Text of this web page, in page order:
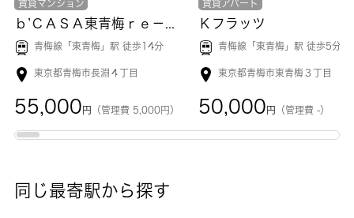
賃貸マンション
青梅線「 東青梅」駅 徒歩14分
東京都青梅市長淵４丁目
55,000 円 （管理費 5,000円）
賃貸アパート
Ｋフラッツ
青梅線「東青梅 」駅 徒歩5分
東京都青梅市東青梅３丁目
50,000 円 （管理費 -）
同じ最寄駅から探す